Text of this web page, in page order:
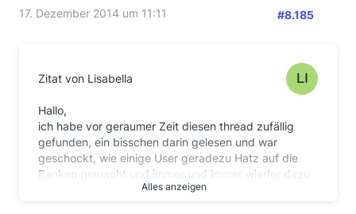
17. Dezember 2014 um 11:11 #8.185
Zitat von Lisabella
Hallo,
ich habe vor geraumer Zeit diesen thread zufällig
gefunden, ein bisschen darin gelesen und war
geschockt, wie einige User geradezu Hatz auf die
Banken gemacht und immer und immer wieder dazu
aufgerufen haben, sofort Klage einzureichen,
Alles anzeigen